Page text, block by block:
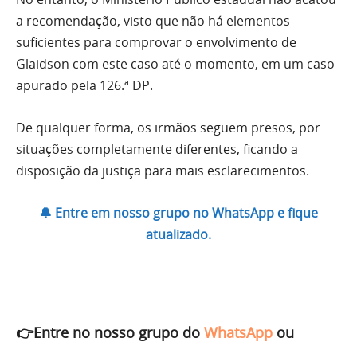
a recomendação, visto que não há elementos
suficientes para comprovar o envolvimento de
Glaidson com este caso até o momento, em um caso
apurado pela 126.ª DP.
De qualquer forma, os irmãos seguem presos, por
situações completamente diferentes, ficando a
disposição da justiça para mais esclarecimentos.
🔔 Entre em nosso grupo no WhatsApp e fique
atualizado.
👉Entre no nosso grupo do WhatsApp ou